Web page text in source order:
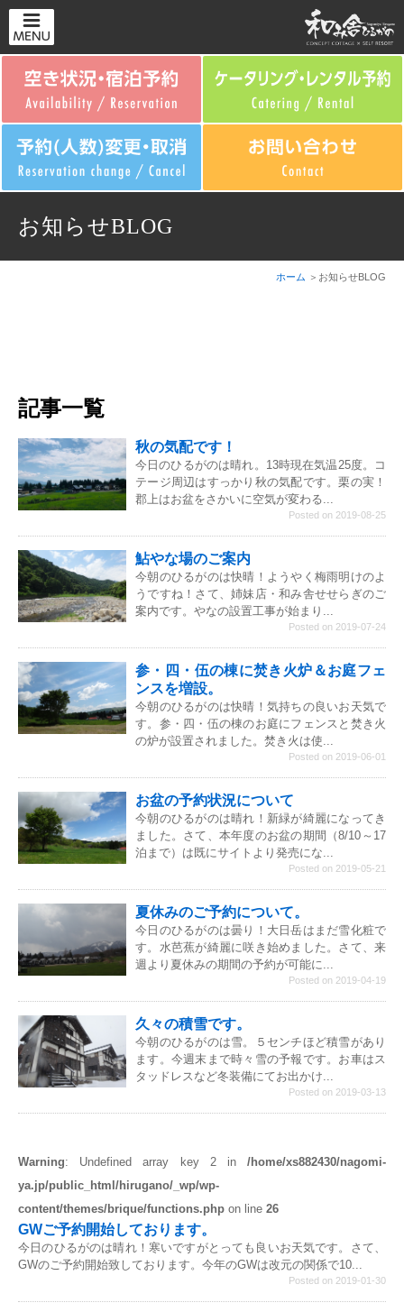
お知らせBLOG
ホーム お知らせBLOG
記事一覧
秋の気配です！
今日のひるがのは晴れ。13時現在気温25度。コ
テージ周辺はすっかり秋の気配です。栗の実！
郡上はお盆をさかいに空気が変わる...
Posted on 2019-08-25
鮎やな場のご案内
今朝のひるがのは快晴！ようやく梅雨明けのよ
うですね！さて、姉妹店・和み舎せせらぎのご
案内です。やなの設置工事が始まり...
Posted on 2019-07-24
参・四・伍の棟に焚き火炉＆お庭フェ
ンスを増設。
今朝のひるがのは快晴！気持ちの良いお天気で
す。参・四・伍の棟のお庭にフェンスと焚き火
の炉が設置されました。焚き火は使...
Posted on 2019-06-01
お盆の予約状況について
今朝のひるがのは晴れ！新緑が綺麗になってき
ました。さて、本年度のお盆の期間（8/10～17
泊まで）は既にサイトより発売にな...
Posted on 2019-05-21
夏休みのご予約について。
今日のひるがのは曇り！大日岳はまだ雪化粧で
す。水芭蕉が綺麗に咲き始めました。さて、来
週より夏休みの期間の予約が可能に...
Posted on 2019-04-19
久々の積雪です。
今朝のひるがのは雪。５センチほど積雪があり
ます。今週末まで時々雪の予報です。お車はス
タッドレスなど冬装備にてお出かけ...
Posted on 2019-03-13
Warning: Undefined array key 2 in /home/xs882430/nagomi-
ya.jp/public_html/hirugano/_wp/wp-
content/themes/brique/functions.php on line 26
GWご予約開始しております。
今日のひるがのは晴れ！寒いですがとっても良いお天気です。さて、
GWのご予約開始致しております。今年のGWは改元の関係で10...
Posted on 2019-01-30